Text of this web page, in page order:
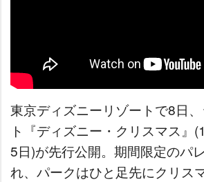
東京ディズニーリゾートで8日
ト『ディズニー・クリスマス』
5日)が先行公開。期間限定のパ
れ、パークはひと足先にクリス